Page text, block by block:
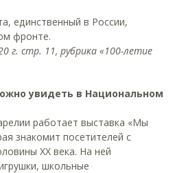
единственный в России,
фронте.
г. стр. 11, рубрика «100-летие
увидеть в Национальном
работает выставка «Мы
знакомит посетителей с
XX века. На ней
школьные